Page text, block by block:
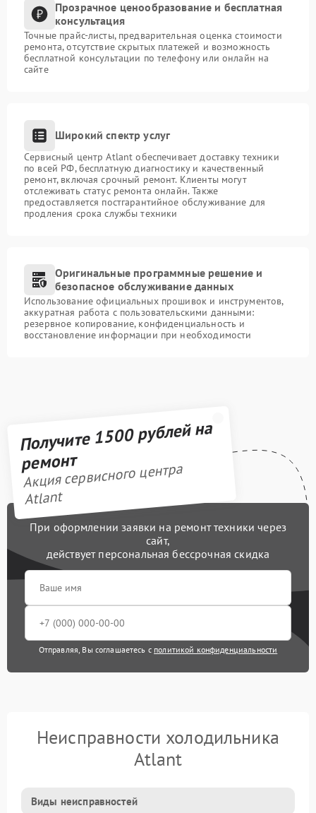
Прозрачное ценообразование и бесплатная
консультация
Точные прайс-листы, предварительная оценка стоимости
ремонта, отсутствие скрытых платежей и возможность
бесплатной консультации по телефону или онлайн на
сайте
Широкий спектр услуг
Сервисный центр Atlant обеспечивает доставку техники
по всей РФ, бесплатную диагностику и качественный
ремонт, включая срочный ремонт. Клиенты могут
отслеживать статус ремонта онлайн. Также
предоставляется постгарантийное обслуживание для
продления срока службы техники
Оригинальные программные решение и
безопасное обслуживание данных
Использование официальных прошивок и инструментов,
аккуратная работа с пользовательскими данными:
резервное копирование, конфиденциальность и
восстановление информации при необходимости
Получите 1500 рублей на
ремонт
Акция сервисного центра
Atlant
При оформлении заявки на ремонт техники через
сайт,
действует персональная бессрочная скидка
Отправляя, Вы соглашаетесь с политикой конфиденциальности
Неисправности холодильника
Atlant
Виды неисправностей